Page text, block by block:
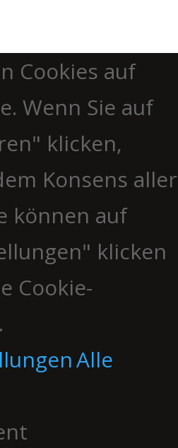
Cookies auf
Wenn Sie auf
klicken,
Konsens aller
können auf
klicken
Cookie-
Alle